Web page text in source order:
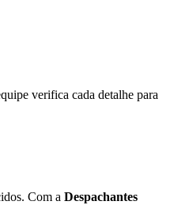
verifica cada detalhe para
Com a Despachantes